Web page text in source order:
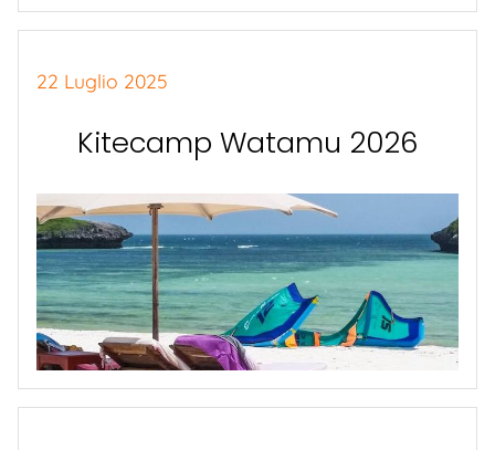
22 Luglio 2025
Kitecamp Watamu 2026